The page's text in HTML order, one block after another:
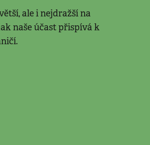
ale i nejdražší na
naše účast přispívá k